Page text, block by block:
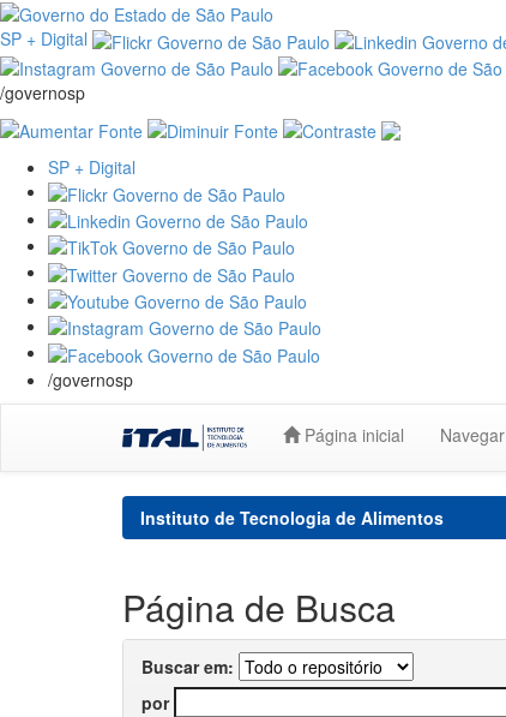
SP + Digital
/governosp
SP + Digital
/governosp
Página inicial Navegar
Instituto de Tecnologia de Alimentos
Página de Busca
Buscar em:
por